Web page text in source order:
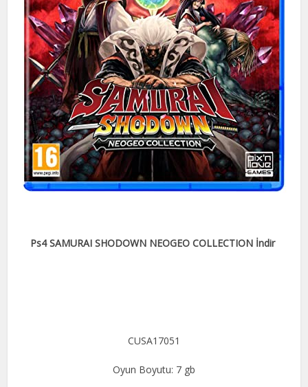
Ps4 SAMURAI SHODOWN NEOGEO COLLECTION İndir
CUSA17051
Oyun Boyutu: 7 gb